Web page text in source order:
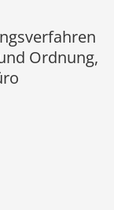
Ordnung,